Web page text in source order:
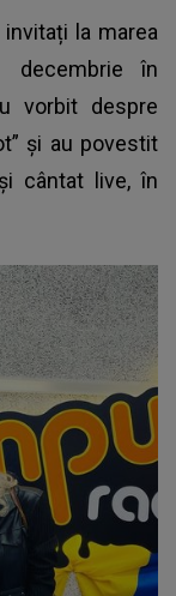
la marea
decembrie în
vorbit despre
și au povestit
cântat live, în